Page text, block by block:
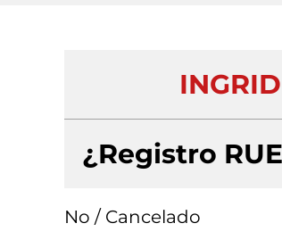
¿Registro
No / Cancelado